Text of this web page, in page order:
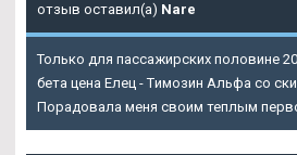
отзыв оставил(а) Nare
Только для пассажирских половине
бета цена Елец - Tимозин Альфа со
Порадовала меня своим теплым